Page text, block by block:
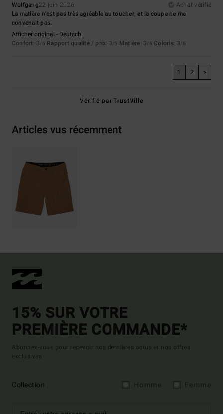
Wolfgang22 juin 2026
Achat vérifié
La matière n'est pas très agréable au toucher, et la coupe ne me
convenait pas.
Afficher original - Deutsch
Confort: 3/5 Rapport qualité / prix: 3/5 Matière: 3/5 Coloris: 3/5
1 2 >
Vérifié parTrustVille
Articles vus récemment
15% SUR VOTRE
PREMIÈRE COMMANDE*
Abonnez-vous pour recevoir nos dernières actus et nos offres
exclusives.
Collection